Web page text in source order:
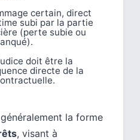
certain, direct
subi par la partie
(perte subie ou
doit être la
directe de la
la forme
, visant à